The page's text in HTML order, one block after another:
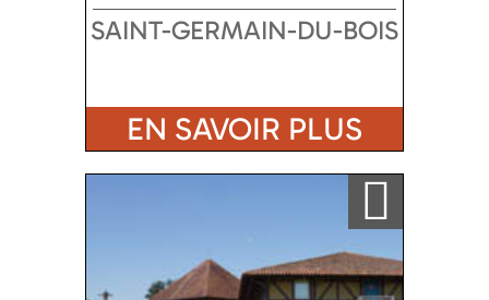
SAINT-GERMAIN-DU-BOIS
EN SAVOIR PLUS
Ajouter a ma sélection